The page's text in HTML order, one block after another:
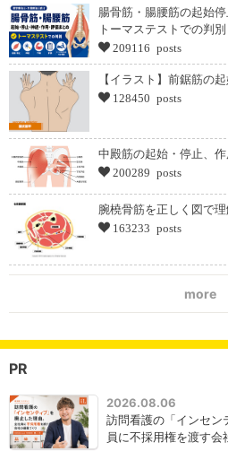
腸骨筋・腸腰筋の起始
トーマステストでの判別
209116 posts
【イラスト】前鋸筋の
128450 posts
中殿筋の起始・停止、
200289 posts
腕橈骨筋を正しく図で理
163233 posts
more
PR
2026.08.06
訪問看護の「インセン
員に不採用権を渡す会